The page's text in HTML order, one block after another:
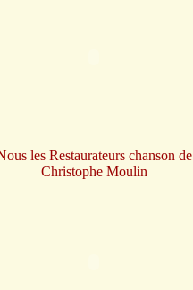
les Restaurateurs chanson de
Christophe Moulin